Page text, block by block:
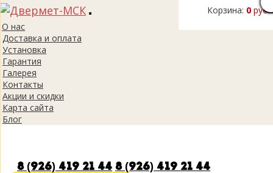
Корзина: 0 руб.
Toggle
О нас
Доставка и оплата
Установка
Гарантия
Галерея
Контакты
Акции и скидки
Карта сайта
Блог
8 (926) 419 21 44 8 (926) 419 21 44